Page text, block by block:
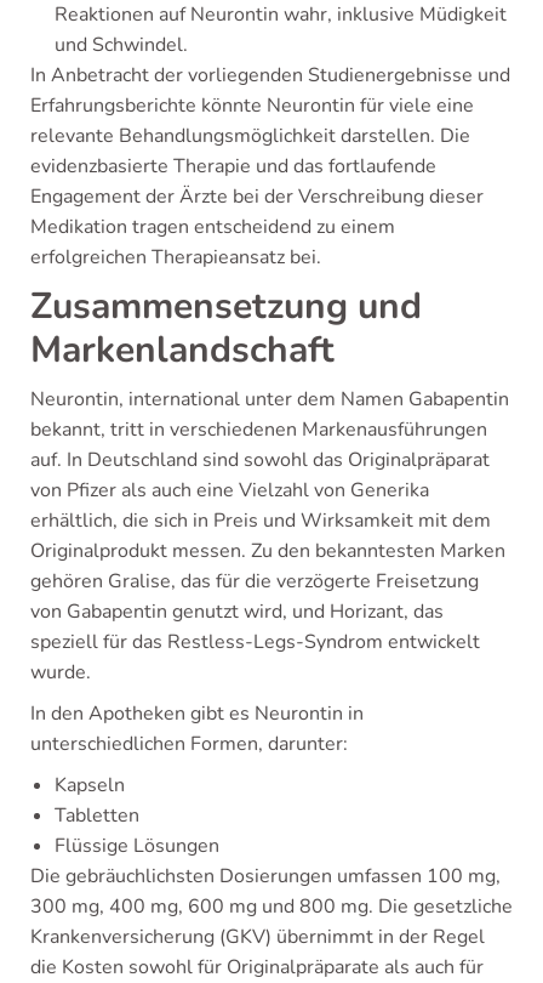
Reaktionen auf Neurontin wahr, inklusive Müdigkeit
und Schwindel.
In Anbetracht der vorliegenden Studienergebnisse und
Erfahrungsberichte könnte Neurontin für viele eine
relevante Behandlungsmöglichkeit darstellen. Die
evidenzbasierte Therapie und das fortlaufende
Engagement der Ärzte bei der Verschreibung dieser
Medikation tragen entscheidend zu einem
erfolgreichen Therapieansatz bei.
Zusammensetzung und
Markenlandschaft
Neurontin, international unter dem Namen Gabapentin
bekannt, tritt in verschiedenen Markenausführungen
auf. In Deutschland sind sowohl das Originalpräparat
von Pfizer als auch eine Vielzahl von Generika
erhältlich, die sich in Preis und Wirksamkeit mit dem
Originalprodukt messen. Zu den bekanntesten Marken
gehören Gralise, das für die verzögerte Freisetzung
von Gabapentin genutzt wird, und Horizant, das
speziell für das Restless-Legs-Syndrom entwickelt
wurde.
In den Apotheken gibt es Neurontin in
unterschiedlichen Formen, darunter:
Kapseln
Tabletten
Flüssige Lösungen
Die gebräuchlichsten Dosierungen umfassen 100 mg,
300 mg, 400 mg, 600 mg und 800 mg. Die gesetzliche
Krankenversicherung (GKV) übernimmt in der Regel
die Kosten sowohl für Originalpräparate als auch für